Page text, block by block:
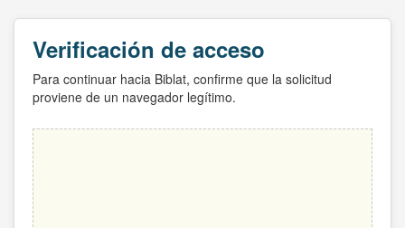
Verificación de acceso
Para continuar hacia Biblat, confirme que la solicitud
proviene de un navegador legítimo.